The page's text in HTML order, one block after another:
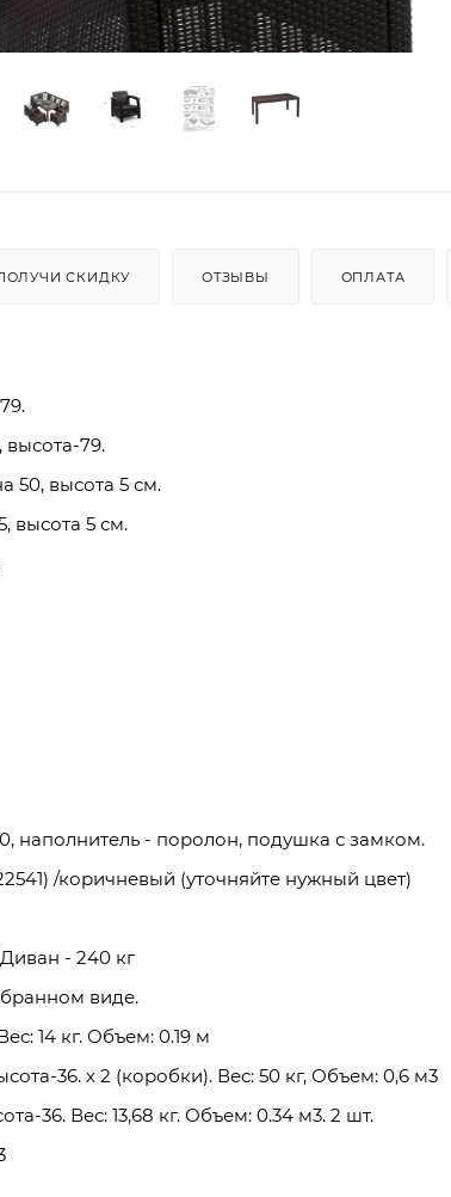
СКИДКУ ОТЗЫВЫ ОПЛАТА
79.
50, высота 5 см.
высота 5 см.
наполнитель - поролон, подушка с замком.
/коричневый (уточняйте нужный цвет)
- 240 кг
виде.
14 кг. Объем: 0.19 м
36. х 2 (коробки). Вес: 50 кг, Объем: 0,6 м3
36. Вес: 13,68 кг. Объем: 0.34 м3. 2 шт.